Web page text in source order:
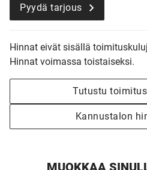
Pyydä tarjous
Hinnat eivät sisällä
Hinnat voimassa toistaiseksi.
Tutustu
Kannustalon
MUOKKAA